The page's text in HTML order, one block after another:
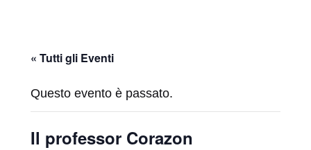
« Tutti gli Eventi
Questo evento è passato.
Il professor Corazon